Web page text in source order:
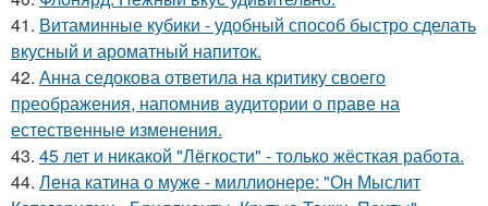
41. Витаминные кубики - удобный способ быстро сделать
вкусный и ароматный напиток.
42. Анна седокова ответила на критику своего
преображения, напомнив аудитории о праве на
естественные изменения.
43. 45 лет и никакой "Лёгкости" - только жёсткая работа.
44. Лена катина о муже - миллионере: "Он Мыслит